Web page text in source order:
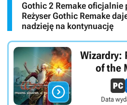
Gothic 2 Remake oficjalnie
Reżyser Gothic Remake
nadzieję na kontynuację

Wizardry:
of the
Data